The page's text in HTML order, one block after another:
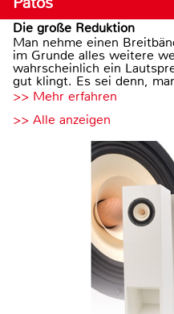
Die große Reduktion
Man nehme einen
im Grunde alles weitere
wahrscheinlich ein
gut klingt. Es sei denn,
>> Mehr erfahren
>> Alle anzeigen